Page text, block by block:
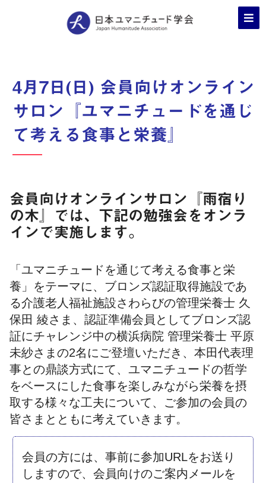
4月7日(日) 会員向けオンライン
サロン『ユマニチュードを通じ
て考える食事と栄養』
会員向けオンラインサロン『雨宿り
の木』では、下記の勉強会をオンラ
インで実施します。
「ユマニチュードを通じて考える食事と栄
養」をテーマに、ブロンズ認証取得施設であ
る介護老人福祉施設さわらびの管理栄養士 久
保田 綾さま、認証準備会員としてブロンズ認
証にチャレンジ中の横浜病院 管理栄養士 平原
未紗さまの2名にご登壇いただき、本田代表理
事との鼎談方式にて、ユマニチュードの哲学
をベースにした食事を楽しみながら栄養を摂
取する様々な工夫について、ご参加の会員の
皆さまとともに考えていきます。
会員の方には、事前に参加URLをお送り
しますので、会員向けのご案内メールを